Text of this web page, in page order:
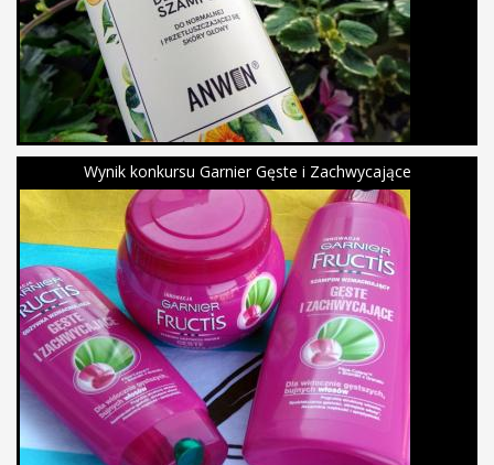
Wynik konkursu Garnier Gęste i Zachwycające